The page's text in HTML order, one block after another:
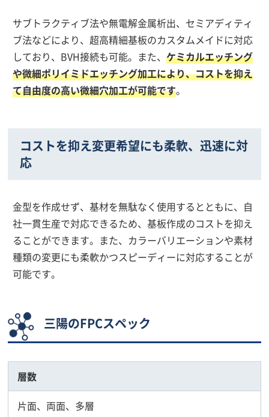
サブトラクティブ法や無電解金属析出、セミアディティ
ブ法などにより、超高精細基板のカスタムメイドに対応
しており、BVH接続も可能。また、ケミカルエッチング
や微細ポリイミドエッチング加工により、コストを抑え
て自由度の高い微細穴加工が可能です。
コストを抑え変更希望にも柔軟、迅速に対
応
金型を作成せず、基材を無駄なく使用するとともに、自
社一貫生産で対応できるため、基板作成のコストを抑え
ることができます。また、カラーバリエーションや素材
種類の変更にも柔軟かつスピーディーに対応することが
可能です。
三陽のFPCスペック
層数
片面、両面、多層